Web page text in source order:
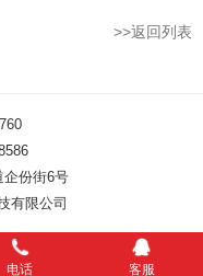
>>返回列表
企份街6号
有限公司
电话 客服